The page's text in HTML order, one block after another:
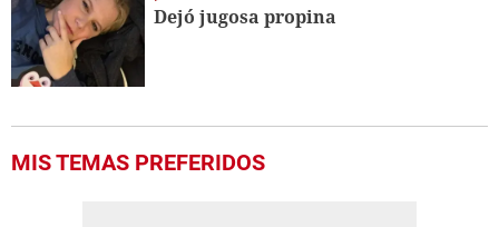
Dejó jugosa propina
MIS TEMAS PREFERIDOS